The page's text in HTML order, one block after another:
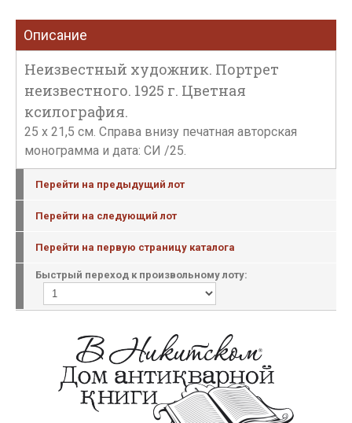
Описание
Неизвестный художник. Портрет
неизвестного. 1925 г. Цветная
ксилография.
25 х 21,5 см. Справа внизу печатная авторская
монограмма и дата: СИ /25.
Перейти на предыдущий лот
Перейти на следующий лот
Перейти на первую страницу каталога
Быстрый переход к произвольному лоту: